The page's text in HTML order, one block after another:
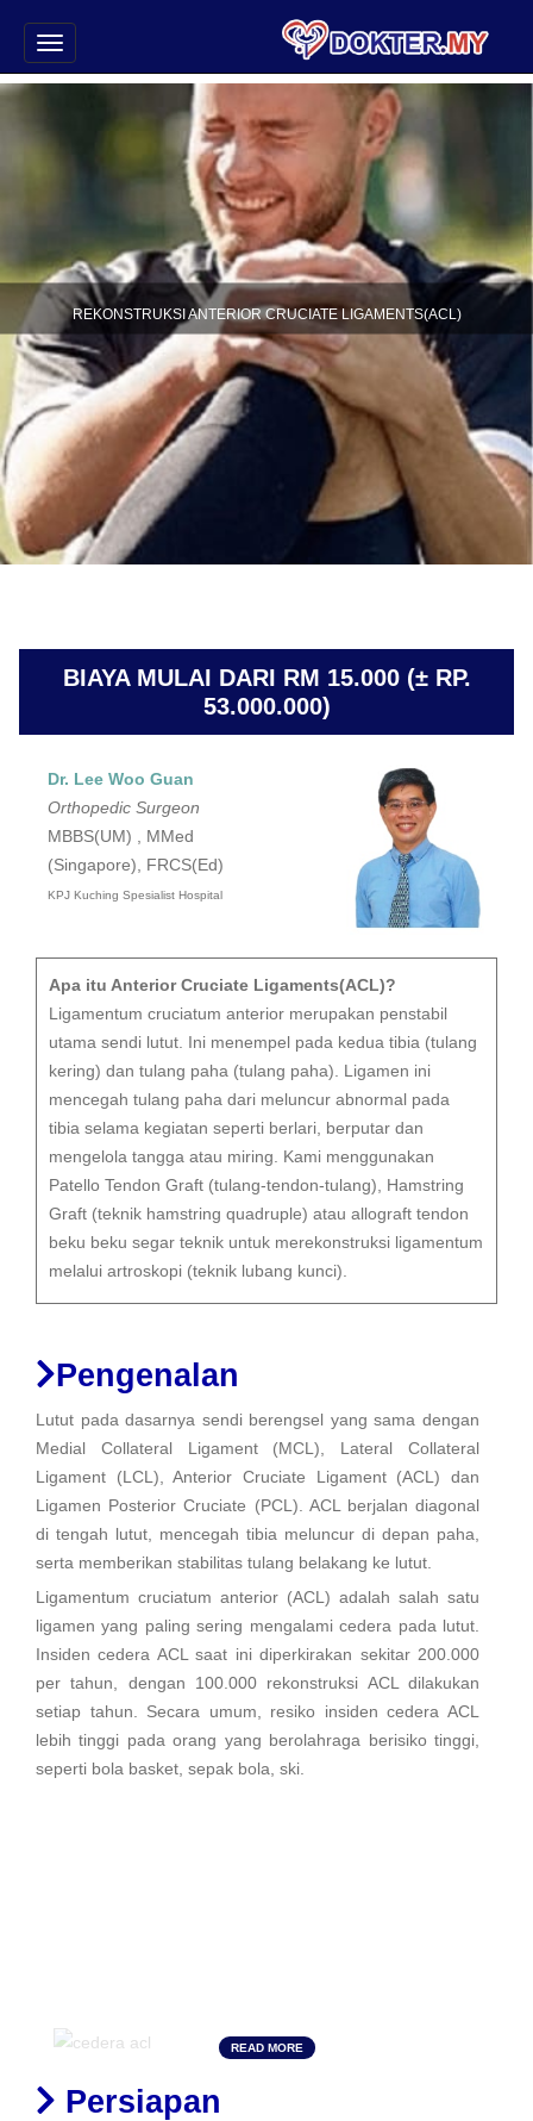
REKONSTRUKSI ANTERIOR CRUCIATE LIGAMENTS(ACL)
BIAYA MULAI DARI RM 15.000 (± RP.
53.000.000)
Dr. Lee Woo Guan
Orthopedic Surgeon
MBBS(UM) , MMed
(Singapore), FRCS(Ed)
KPJ Kuching Spesialist Hospital
Apa itu Anterior Cruciate Ligaments(ACL)?
Ligamentum cruciatum anterior merupakan penstabil
utama sendi lutut. Ini menempel pada kedua tibia (tulang
kering) dan tulang paha (tulang paha). Ligamen ini
mencegah tulang paha dari meluncur abnormal pada
tibia selama kegiatan seperti berlari, berputar dan
mengelola tangga atau miring. Kami menggunakan
Patello Tendon Graft (tulang-tendon-tulang), Hamstring
Graft (teknik hamstring quadruple) atau allograft tendon
beku beku segar teknik untuk merekonstruksi ligamentum
melalui artroskopi (teknik lubang kunci).
Pengenalan
Lutut pada dasarnya sendi berengsel yang sama dengan
Medial Collateral Ligament (MCL), Lateral Collateral
Ligament (LCL), Anterior Cruciate Ligament (ACL) dan
Ligamen Posterior Cruciate (PCL). ACL berjalan diagonal
di tengah lutut, mencegah tibia meluncur di depan paha,
serta memberikan stabilitas tulang belakang ke lutut.
Ligamentum cruciatum anterior (ACL) adalah salah satu
ligamen yang paling sering mengalami cedera pada lutut.
Insiden cedera ACL saat ini diperkirakan sekitar 200.000
per tahun, dengan 100.000 rekonstruksi ACL dilakukan
setiap tahun. Secara umum, resiko insiden cedera ACL
lebih tinggi pada orang yang berolahraga berisiko tinggi,
seperti bola basket, sepak bola, ski.
dengan kerusakan pada meniskus, tulang rawan artikular,
READ MORE
Persiapan